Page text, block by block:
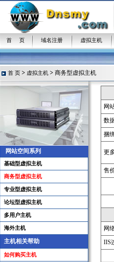
首 页 域名注册 虚拟主机
首 页 > 虚拟主机 > 商务型虚拟主机
网站空间系列
基础型虚拟主机
商务型虚拟主机
专业型虚拟主机
论坛型虚拟主机
多用户主机
海外主机
主机相关帮助
如何购买主机
网
数
捆
更
售
网
IIS